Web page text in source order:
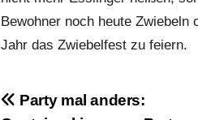
Bewohner noch heute Zwiebeln
Jahr das Zwiebelfest zu feiern.
Beitragsnavigation
Party mal anders: